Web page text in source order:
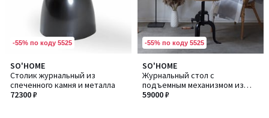
-55% по коду 5525
SO'HOME
Столик журнальный из
спеченного камня и металла
72300 ₽
5
/
5
-55% по коду 5525
SO'HOME
Журнальный стол с
подъемным механизмом из
массива манго и металла
59000 ₽